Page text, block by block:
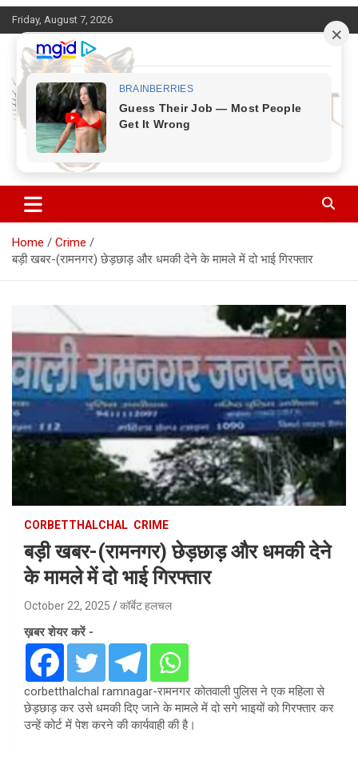
Skip
to
content
Friday, August 7, 2026
Corbett Halchal (कॉर्बेट हलचल)
Home
Crime
बड़ी खबर-(रामनगर) छेड़छाड़ और धमकी देने के मामले में दो भाई गिरफ्तार
CORBETTHALCHAL CRIME
बड़ी खबर-(रामनगर) छेड़छाड़ और धमकी देने
के मामले में दो भाई गिरफ्तार
October 22, 2025 कॉर्बेट हलचल
ख़बर शेयर करें -
corbetthalchal ramnagar-रामनगर कोतवाली पुलिस ने एक महिला से
छेड़छाड़ कर उसे धमकी दिए जाने के मामले में दो सगे भाइयों को गिरफ्तार कर
उन्हें कोर्ट में पेश करने की कार्यवाही की है।